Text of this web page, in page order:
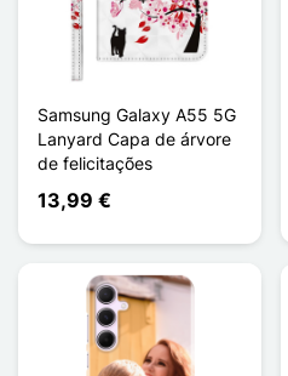
Samsung Galaxy A55 5G
Lanyard Capa de árvore
de felicitações
13,99 €